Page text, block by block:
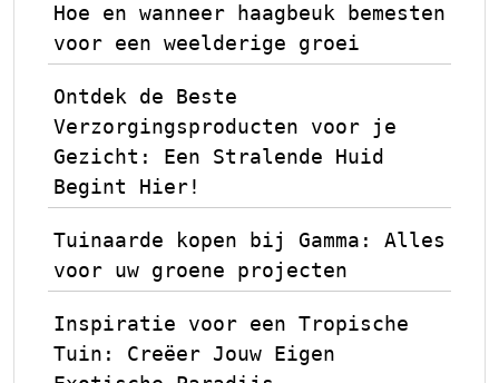
Hoe en wanneer haagbeuk bemesten
voor een weelderige groei
Ontdek de Beste
Verzorgingsproducten voor je
Gezicht: Een Stralende Huid
Begint Hier!
Tuinaarde kopen bij Gamma: Alles
voor uw groene projecten
Inspiratie voor een Tropische
Tuin: Creëer Jouw Eigen